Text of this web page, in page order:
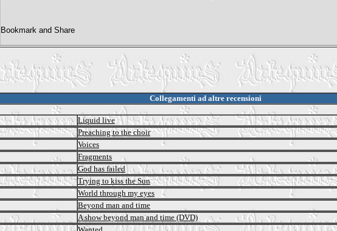
Collegamenti ad altre recensioni
Liquid live
Preaching to the choir
Voices
Fragments
God has failed
Trying to kiss the Sun
World through my eyes
Beyond man and time
A show beyond man and time (DVD)